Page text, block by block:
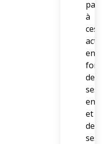
à
ces
en
de
ses
envies
et
de
ses